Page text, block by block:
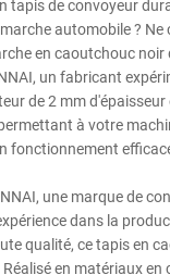
tapis de convoyeur
automobile ? Ne
en caoutchouc noir
un fabricant
de 2 mm
à votre
fonctionnement
une marque de
dans la
qualité, ce tapis en
en matériaux